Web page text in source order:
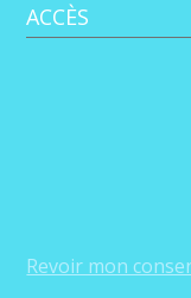
ACCÈS
Revoir mon